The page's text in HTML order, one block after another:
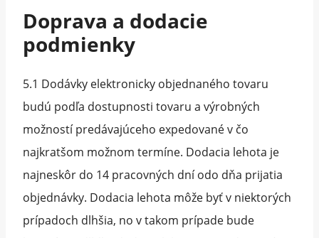
Doprava a dodacie
podmienky
5.1 Dodávky elektronicky objednaného tovaru
budú podľa dostupnosti tovaru a výrobných
možností predávajúceho expedované v čo
najkratšom možnom termíne. Dodacia lehota je
najneskôr do 14 pracovných dní odo dňa prijatia
objednávky. Dodacia lehota môže byť v niektorých
prípadoch dlhšia, no v takom prípade bude